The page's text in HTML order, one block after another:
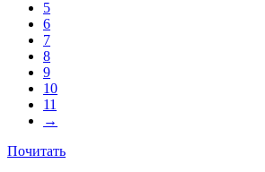
5
6
7
8
9
10
11
→
Почитать